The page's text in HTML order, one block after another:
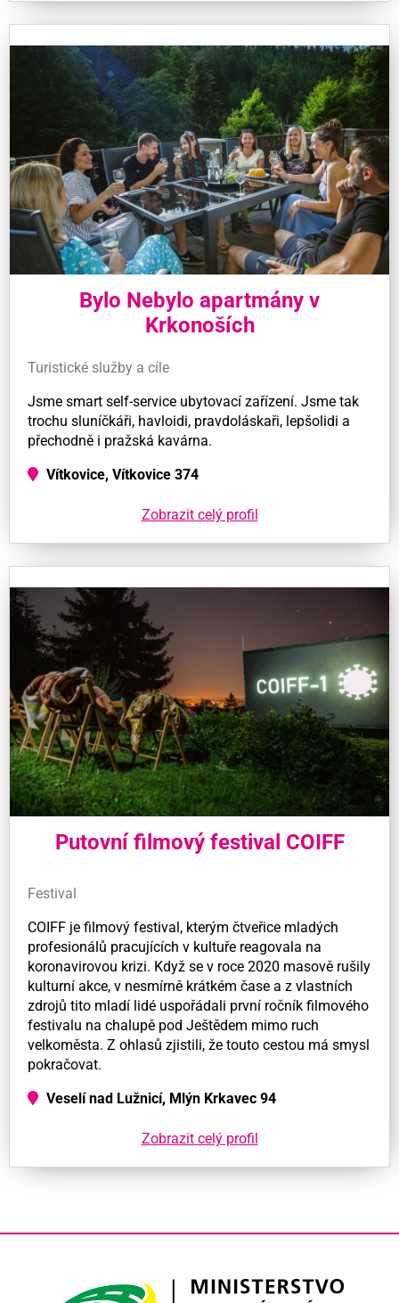
Bylo Nebylo apartmány v
Krkonoších
Turistické služby a cíle
Jsme smart self-service ubytovací zařízení. Jsme tak
trochu sluníčkáři, havloidi, pravdoláskaři, lepšolidi a
přechodně i pražská kavárna.
Vítkovice, Vítkovice 374
Zobrazit celý profil
Putovní filmový festival COIFF
Festival
COIFF je filmový festival, kterým čtveřice mladých
profesionálů pracujících v kultuře reagovala na
koronavirovou krizi. Když se v roce 2020 masově rušily
kulturní akce, v nesmírně krátkém čase a z vlastních
zdrojů tito mladí lidé uspořádali první ročník filmového
festivalu na chalupě pod Ještědem mimo ruch
velkoměsta. Z ohlasů zjistili, že touto cestou má smysl
pokračovat.
Veselí nad Lužnicí, Mlýn Krkavec 94
Zobrazit celý profil